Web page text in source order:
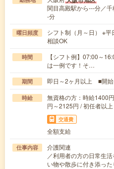
関目高殿駅から---分／
-分
曜日頻度
シフト制（月～日） ※
相談OK
時間
【シフト例】07:00～
は一例です！そ…
期間 即日～2ヶ月以上 ■開始
時給
無資格の方：時給1400
円～2125円 / 初任者以
交通費
全額支給
仕事内容
介護関連
／利用者の方の日常生
い物や散歩に付き添っ